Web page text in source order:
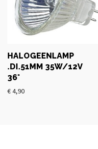
HALOGEENLAMP
.DI.51MM 35W/12V
36°
€4,90